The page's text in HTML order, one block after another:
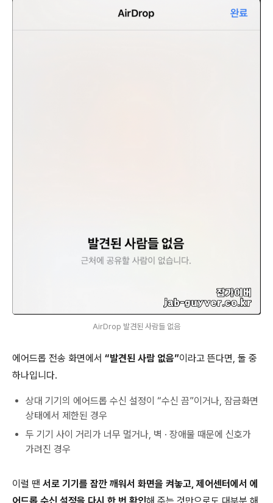
AirDrop 발견된 사람들 없음
에어드롭 전송 화면에서 “발견된 사람 없음”이라고 뜬다면, 둘 중
하나입니다.
상대 기기의 에어드롭 수신 설정이 “수신 끔”이거나, 잠금화면
상태에서 제한된 경우
두 기기 사이 거리가 너무 멀거나, 벽 · 장애물 때문에 신호가
가려진 경우
이럴 땐 서로 기기를 잠깐 깨워서 화면을 켜놓고, 제어센터에서 에
어드롭 수신 설정을 다시 한 번 확인해 주는 것만으로도 대부분 해